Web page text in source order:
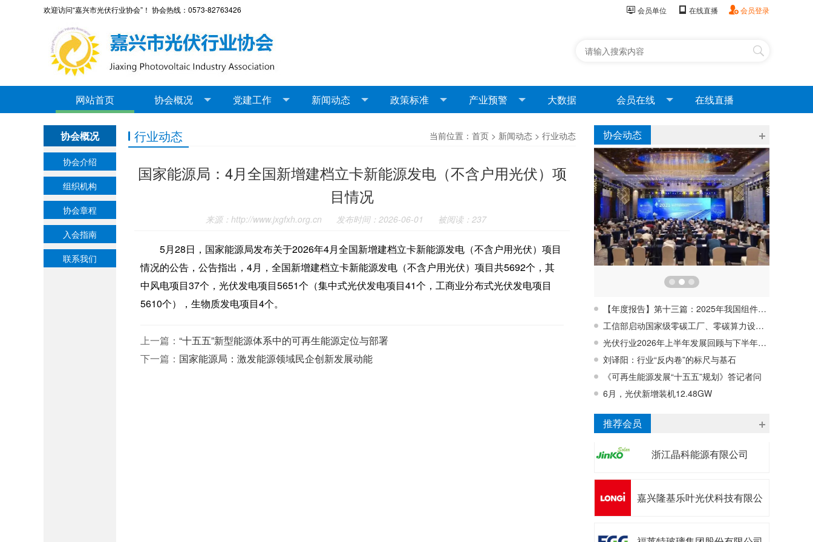
欢迎访问“嘉兴市光伏行业协会”！ 协会热线：0573-82763426 会员单位 在线直播 会员登录
网站首页 协会概况 党建工作 新闻动态 政策标准 产业预警 大数据 会员在线 在线直播
协会概况
协会介绍
组织机构
协会章程
入会指南
联系我们
行业动态 当前位置：首页 > 新闻动态 > 行业动态
国家能源局：4月全国新增建档立卡新能源发电（不含户用光伏）项
目情况
来源：http://www.jxgfxh.org.cn 发布时间：2026-06-01 被阅读：237
5月28日，国家能源局发布关于2026年4月全国新增建档立卡新能源发电（不含户用光伏）项目
情况的公告，公告指出，4月，全国新增建档立卡新能源发电（不含户用光伏）项目共5692个，其
中风电项目37个，光伏发电项目5651个（集中式光伏发电项目41个，工商业分布式光伏发电项目
5610个），生物质发电项目4个。
上一篇： “十五五”新型能源体系中的可再生能源定位与部署
下一篇： 国家能源局：激发能源领域民企创新发展动能
协会动态
【年度报告】第十三篇：2025年我国组件回收行业蓄势待发，行业亟待破解经济性难题
工信部启动国家级零碳工厂、零碳算力设施建设工作
光伏行业2026年上半年发展回顾与下半年形势展望研讨会在宁波成功召开
刘译阳：行业“反内卷”的标尺与基石
《可再生能源发展“十五五”规划》答记者问
6月，光伏新增装机12.48GW
推荐会员
浙江晶科能源有限公司
嘉兴隆基乐叶光伏科技有限公
福莱特玻璃集团股份有限公司